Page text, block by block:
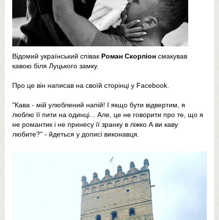
Відомий український співак Роман Скорпіон смакував
кавою біля Луцького замку.
Про це він написав на своїй сторінці у Facebook.
"Кава - мій улюблений напій! І якщо бути відвертим, я
люблю її пити на одинці... Але, це не говорити про те, що я
не романтик і не принесу її зранку в ліжко А ви каву
любите?" - йдеться у дописі виконавця.